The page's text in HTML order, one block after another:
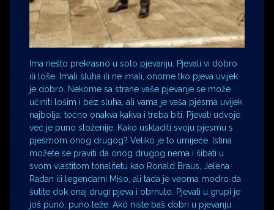
Ima nešto prekrasno u solo pjevanju. Pjevali vi dobro
ili loše. Imali sluha ili ne imali, onome tko pjeva uvijek
je dobro. Nekome sa strane vaše pjevanje se može
učiniti lošim i bez sluha, ali vama je vaša pjesma uvijek
najbolja; točno onakva kakva i treba biti. Pjevati udvoje
već je puno složenije. Kako uskladiti svoju pjesmu s
pjesmom onog drugog? Veliko je to umijeće. Istina
možete se praviti da onog drugog nema i šibati u
svom vlastitom tonalitetu kao Ronald Braus, Jelena
Radan ili legendarni Mišo, ali tada je veoma modro da
šutite dok onaj drugi pjeva i obrnuto. Pjevati u grupi je
još puno, puno teže. Ako niste baš dobri u pjevanju